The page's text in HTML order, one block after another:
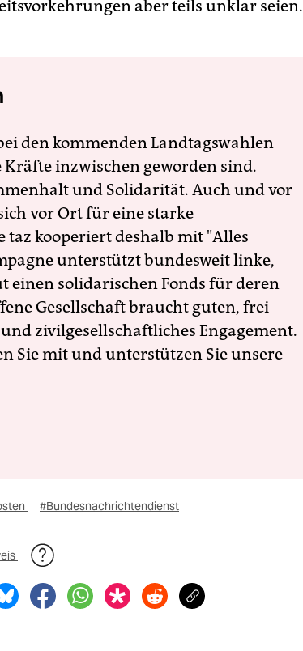
aber teils unklar seien.
den kommenden Landtagswahlen
inzwischen geworden sind.
und Solidarität. Auch und vor
vor Ort für eine starke
taz kooperiert deshalb mit "Alles
unterstützt bundesweit linke,
einen solidarischen Fonds für deren
Gesellschaft braucht guten, frei
zivilgesellschaftliches Engagement.
Sie mit und unterstützen Sie unsere
#Bundesnachrichtendienst